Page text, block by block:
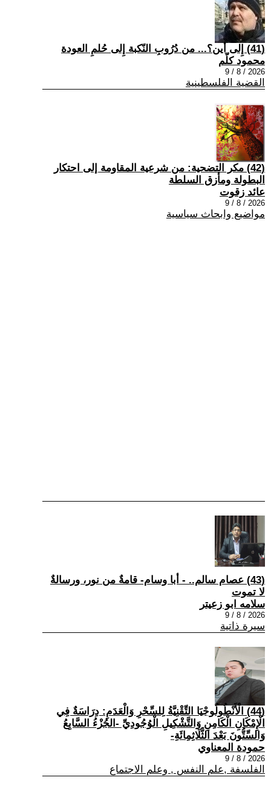
(41) إِلى أين؟... من دُرُوبِ النّكبة إِلى حُلمِ العودة
محمود كلّم
2026 / 8 / 9
القضية الفلسطينية
(42) مكر التضحية: من شرعية المقاومة إلى احتكار
البطولة ومأزق السلطة
عائد زقوت
2026 / 8 / 9
مواضيع وابحاث سياسية
(43) عصام سالم.. - أبا وسام- قامةٌ من نور، ورسالةٌ
لا تموت
سلامه ابو زعيتر
2026 / 8 / 9
سيرة ذاتية
(44) الْأَنْطُولُوجْيَا التِّقْنِيَّةُ لِلسِّحْرِ وَالْعَدَمِ: دِرَاسَةٌ فِي
الْإِمْكَانِ الْكَامِنِ وَالتَّشْكِيلِ الْوُجُودِيِّ -الجُزْءُ السَّابِعُ
وَالسِّتُّونَ بَعْدَ الثَّلَاثِمِائَةِ-
حمودة المعناوي
2026 / 8 / 9
الفلسفة ,علم النفس , وعلم الاجتماع